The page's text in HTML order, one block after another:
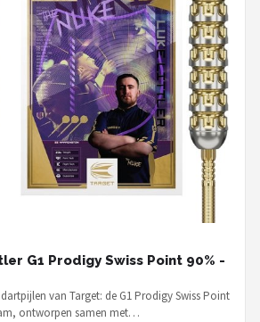
G1 Prodigy Swiss Point 90% -
van Target: de G1 Prodigy Swiss Point
ontworpen samen met…